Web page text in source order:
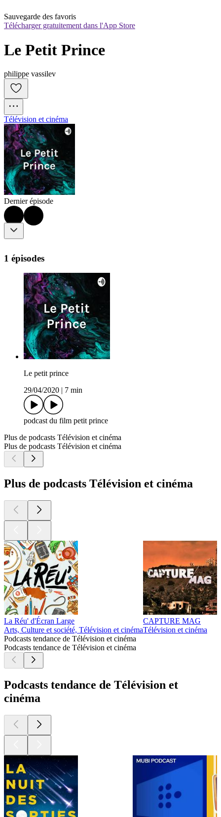
Sauvegarde des favoris
Télécharger gratuitement dans l'App Store
Le Petit Prince
philippe vassilev
Télévision et cinéma
Dernier épisode
1 épisodes
Le petit prince
29/04/2020
7 min
podcast du film petit prince
Plus de podcasts Télévision et cinéma
Plus de podcasts Télévision et cinéma
Plus de podcasts Télévision et cinéma
La Réu' d'Écran Large
Arts, Culture et société, Télévision et cinéma
CAPTURE MAG
Télévision et cinéma
Podcasts tendance de Télévision et cinéma
Podcasts tendance de Télévision et cinéma
Podcasts tendance de Télévision et
cinéma